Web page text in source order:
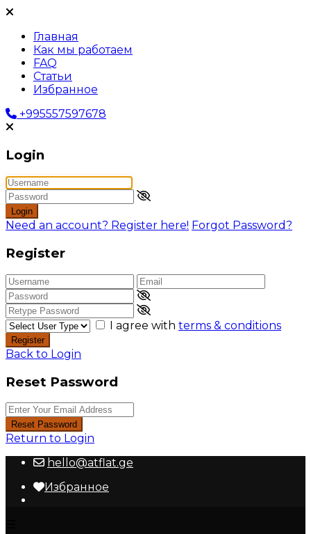
Главная
Как мы работаем
FAQ
Статьи
Избранное
+995557597678
Login
Login
Need an account? Register here! Forgot Password?
Register
I agree with terms & conditions
Register
Back to Login
Reset Password
Reset Password
Return to Login
hello@atflat.ge
Избранное